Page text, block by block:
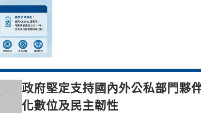
政府堅定支持國內外公私部門夥
化數位及民主韌性